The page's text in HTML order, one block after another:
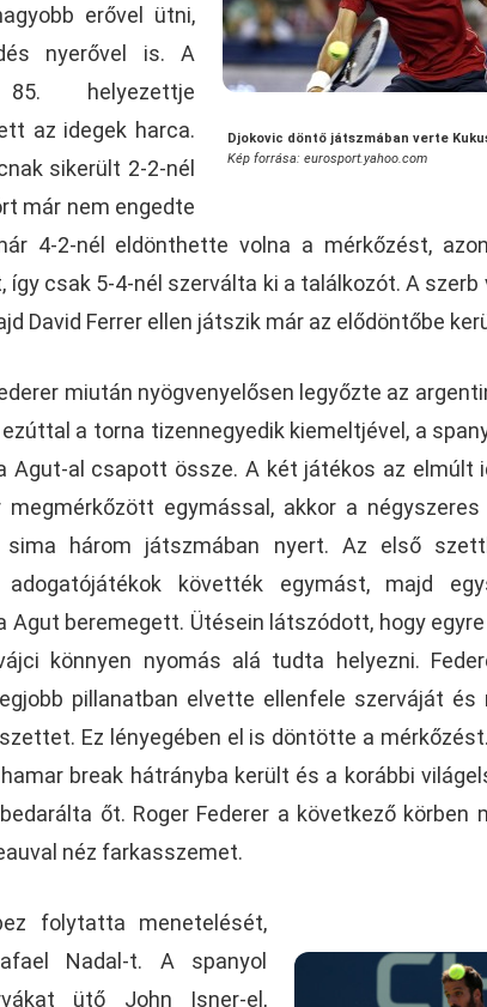
Djokovic döntő játszmában verte
Kép forrása: eurosport.yahoo.com
erővel ütni,
nyerővel is. A
helyezettje
az idegek harca.
sikerült 2-2-nél
már nem engedte
4-2-nél eldönthette volna a mérkőzést,
csak 5-4-nél szerválta ki a találkozót. A szerb
David Ferrer ellen játszik már az elődöntőbe
miután nyögvenyelősen legyőzte az
a torna tizennegyedik kiemeltjével, a
Agut-al csapott össze. A két játékos az elmúlt
megmérkőzött egymással, akkor a négyszeres
sima három játszmában nyert. Az első
adogatójátékok követték egymást, majd
Agut beremegett. Ütésein látszódott, hogy
könnyen nyomás alá tudta helyezni.
pillanatban elvette ellenfele szerváját és
Ez lényegében el is döntötte a
break hátrányba került és a korábbi
őt. Roger Federer a következő körben
néz farkasszemet.
folytatta menetelését,
Nadal-t. A spanyol
ütő John Isner-el,